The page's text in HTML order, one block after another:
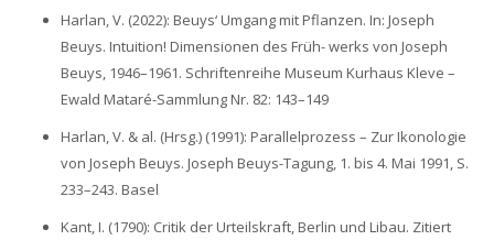
Harlan, V. (2022): Beuys‘ Umgang mit Pflanzen. In: Joseph
Beuys. Intuition! Dimensionen des Früh- werks von Joseph
Beuys, 1946–1961. Schriftenreihe Museum Kurhaus Kleve –
Ewald Mataré-Sammlung Nr. 82: 143–149
Harlan, V. & al. (Hrsg.) (1991): Parallelprozess – Zur Ikonologie
von Joseph Beuys. Joseph Beuys-Tagung, 1. bis 4. Mai 1991, S.
233–243. Basel
Kant, I. (1790): Critik der Urteilskraft, Berlin und Libau. Zitiert